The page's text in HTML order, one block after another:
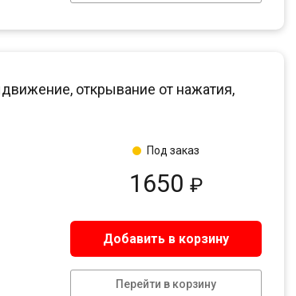
открывание от нажатия,
1650 ₽
Добавить в корзину
Перейти в корзину
Под заказ